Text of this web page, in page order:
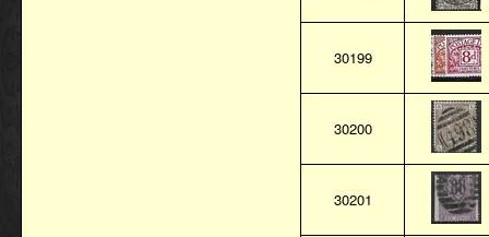
30199
30200
30201